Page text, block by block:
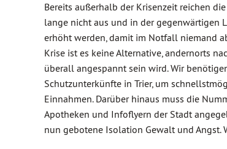
Bereits außerhalb der Krisenzeit reichen
lange nicht aus und in der gegenwärtigen
erhöht werden, damit im Notfall niemand
Krise ist es keine Alternative, andernorts
überall angespannt sein wird. Wir
Schutzunterkünfte in Trier, um
Einnahmen. Darüber hinaus muss die
Apotheken und Infoflyern der Stadt
nun gebotene Isolation Gewalt und Angst.